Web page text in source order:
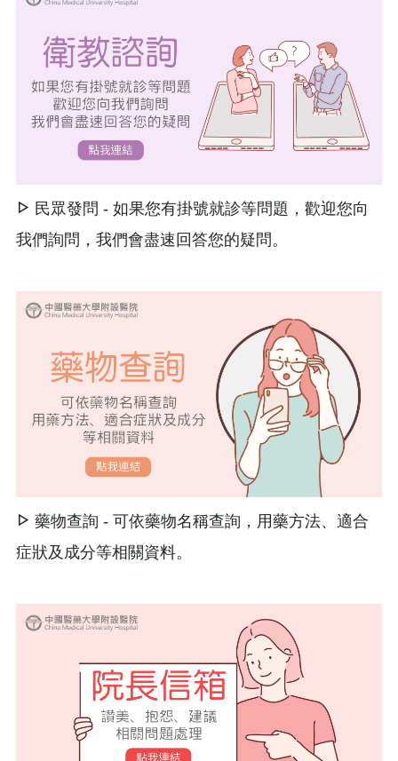
民眾發問 - 如果您有掛號就診等問題，歡迎您向
我們詢問，我們會盡速回答您的疑問。
藥物查詢 - 可依藥物名稱查詢，用藥方法、適合
症狀及成分等相關資料。